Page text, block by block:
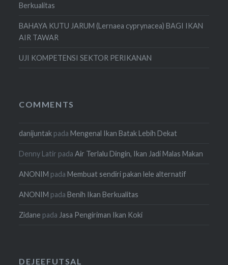
Berkualitas
BAHAYA KUTU JARUM (Lernaea cyprynacea) BAGI IKAN
AIR TAWAR
UJI KOMPETENSI SEKTOR PERIKANAN
COMMENTS
danijuntak pada Mengenal Ikan Batak Lebih Dekat
Denny Latir padaAir Terlalu Dingin, Ikan Jadi Malas Makan
ANONIM pada Membuat sendiri pakan lele alternatif
ANONIM pada Benih Ikan Berkualitas
Zidane padaJasa Pengiriman Ikan Koki
DEJEEFUTSAL